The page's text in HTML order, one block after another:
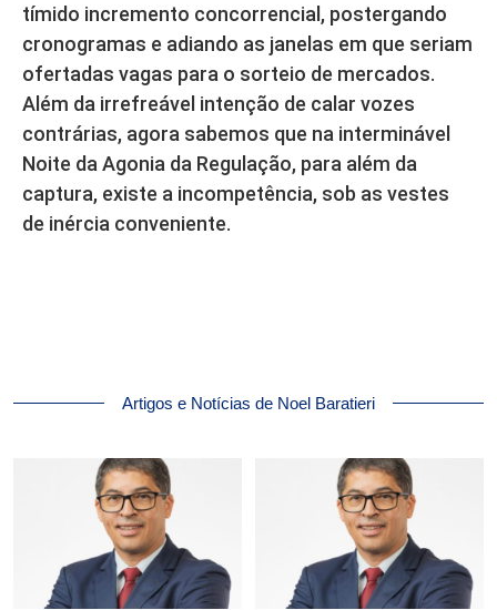
tímido incremento concorrencial, postergando
cronogramas e adiando as janelas em que seriam
ofertadas vagas para o sorteio de mercados.
Além da irrefreável intenção de calar vozes
contrárias, agora sabemos que na interminável
Noite da Agonia da Regulação, para além da
captura, existe a incompetência, sob as vestes
de inércia conveniente.
Artigos e Notícias de Noel Baratieri